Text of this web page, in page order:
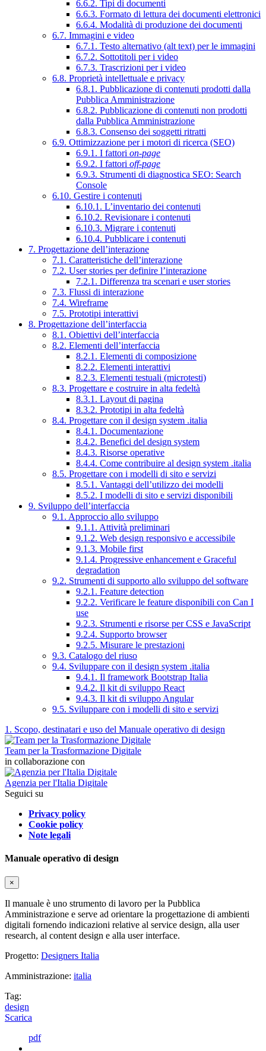
6.6.2. Tipi di documenti
6.6.3. Formato di lettura dei documenti elettronici
6.6.4. Modalità di produzione dei documenti
6.7. Immagini e video
6.7.1. Testo alternativo (alt text) per le immagini
6.7.2. Sottotitoli per i video
6.7.3. Trascrizioni per i video
6.8. Proprietà intellettuale e privacy
6.8.1. Pubblicazione di contenuti prodotti dalla
Pubblica Amministrazione
6.8.2. Pubblicazione di contenuti non prodotti
dalla Pubblica Amministrazione
6.8.3. Consenso dei soggetti ritratti
6.9. Ottimizzazione per i motori di ricerca (SEO)
6.9.1. I fattori on-page
6.9.2. I fattori off-page
6.9.3. Strumenti di diagnostica SEO: Search
Console
6.10. Gestire i contenuti
6.10.1. L’inventario dei contenuti
6.10.2. Revisionare i contenuti
6.10.3. Migrare i contenuti
6.10.4. Pubblicare i contenuti
7. Progettazione dell’interazione
7.1. Caratteristiche dell’interazione
7.2. User stories per definire l’interazione
7.2.1. Differenza tra scenari e user stories
7.3. Flussi di interazione
7.4. Wireframe
7.5. Prototipi interattivi
8. Progettazione dell’interfaccia
8.1. Obiettivi dell’interfaccia
8.2. Elementi dell’interfaccia
8.2.1. Elementi di composizione
8.2.2. Elementi interattivi
8.2.3. Elementi testuali (microtesti)
8.3. Progettare e costruire in alta fedeltà
8.3.1. Layout di pagina
8.3.2. Prototipi in alta fedeltà
8.4. Progettare con il design system .italia
8.4.1. Documentazione
8.4.2. Benefici del design system
8.4.3. Risorse operative
8.4.4. Come contribuire al design system .italia
8.5. Progettare con i modelli di sito e servizi
8.5.1. Vantaggi dell’utilizzo dei modelli
8.5.2. I modelli di sito e servizi disponibili
9. Sviluppo dell’interfaccia
9.1. Approccio allo sviluppo
9.1.1. Attività preliminari
9.1.2. Web design responsivo e accessibile
9.1.3. Mobile first
9.1.4. Progressive enhancement e Graceful
degradation
9.2. Strumenti di supporto allo sviluppo del software
9.2.1. Feature detection
9.2.2. Verificare le feature disponibili con Can I
use
9.2.3. Strumenti e risorse per CSS e JavaScript
9.2.4. Supporto browser
9.2.5. Misurare le prestazioni
9.3. Catalogo del riuso
9.4. Sviluppare con il design system .italia
9.4.1. Il framework Bootstrap Italia
9.4.2. Il kit di sviluppo React
9.4.3. Il kit di sviluppo Angular
9.5. Sviluppare con i modelli di sito e servizi
1. Scopo, destinatari e uso del Manuale operativo di design
Team per la Trasformazione Digitale
in collaborazione con
Agenzia per l'Italia Digitale
Seguici su
Privacy policy
Cookie policy
Note legali
Manuale operativo di design
×
Il manuale è uno strumento di lavoro per la Pubblica
Amministrazione e serve ad orientare la progettazione di ambienti
digitali fornendo indicazioni relative al service design, alla user
research, al content design e alla user interface.
Progetto: Designers Italia
Amministrazione: italia
Tag:
design
Scarica
pdf